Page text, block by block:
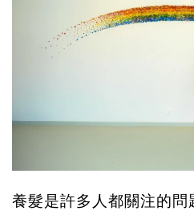
養髮是許多人都關注的